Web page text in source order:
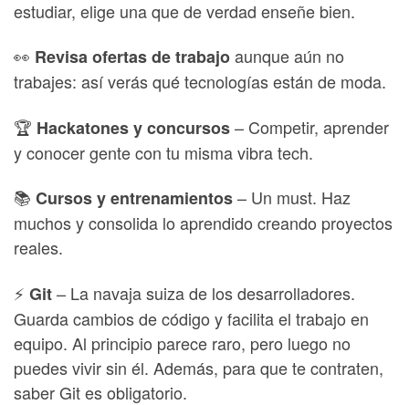
estudiar, elige una que de verdad enseñe bien.
👀 Revisa ofertas de trabajoaunque aún no
trabajes: así verás qué tecnologías están de moda.
🏆 Hackatones y concursos– Competir, aprender
y conocer gente con tu misma vibra tech.
📚 Cursos y entrenamientos– Un must. Haz
muchos y consolida lo aprendido creando proyectos
reales.
⚡ Git– La navaja suiza de los desarrolladores.
Guarda cambios de código y facilita el trabajo en
equipo. Al principio parece raro, pero luego no
puedes vivir sin él. Además, para que te contraten,
saber Git es obligatorio.